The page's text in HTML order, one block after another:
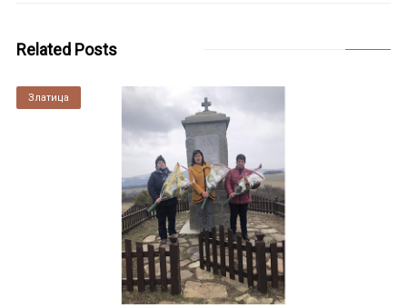
Related Posts
Златица